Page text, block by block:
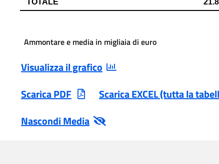
Ammontare e media in migliaia di euro